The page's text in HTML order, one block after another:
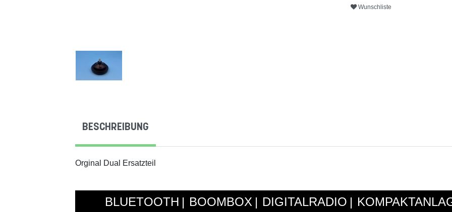
Wunschliste
BESCHREIBUNG
Orginal Dual Ersatzteil
BLUETOOTH BOOMBOX DIGITALRADIO